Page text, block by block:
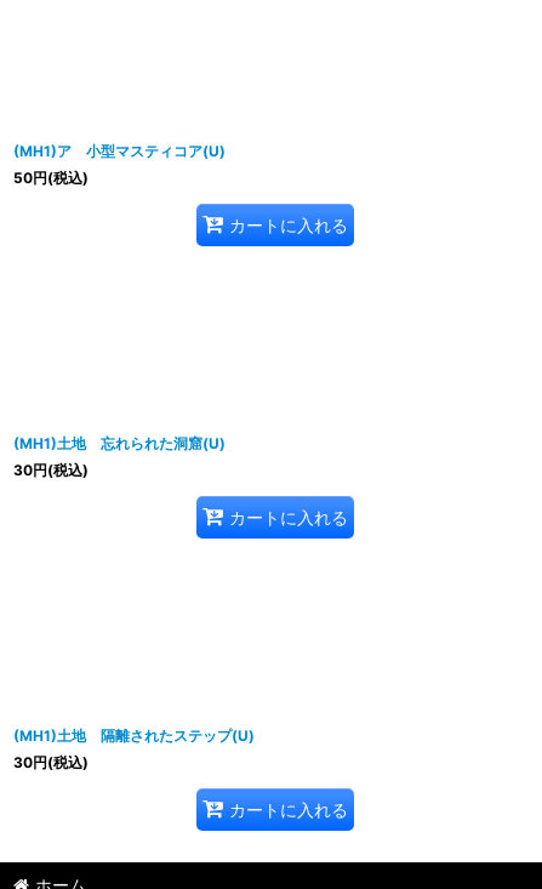
(MH1)ア 小型マスティコア(U)
50円(税込)
カートに入れる
(MH1)土地 忘れられた洞窟(U)
30円(税込)
カートに入れる
(MH1)土地 隔離されたステップ(U)
30円(税込)
カートに入れる